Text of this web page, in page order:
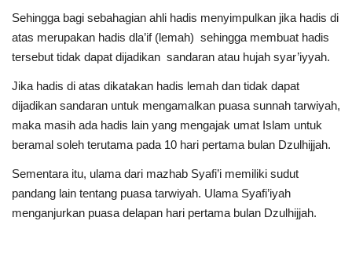
Sehingga bagi sebahagian ahli hadis menyimpulkan jika hadis di
atas merupakan hadis dla’if (lemah) sehingga membuat hadis
tersebut tidak dapat dijadikan sandaran atau hujah syar’iyyah.
Jika hadis di atas dikatakan hadis lemah dan tidak dapat
dijadikan sandaran untuk mengamalkan puasa sunnah tarwiyah,
maka masih ada hadis lain yang mengajak umat Islam untuk
beramal soleh terutama pada 10 hari pertama bulan Dzulhijjah.
Sementara itu, ulama dari mazhab Syafi’i memiliki sudut
pandang lain tentang puasa tarwiyah. Ulama Syafi’iyah
menganjurkan puasa delapan hari pertama bulan Dzulhijjah.